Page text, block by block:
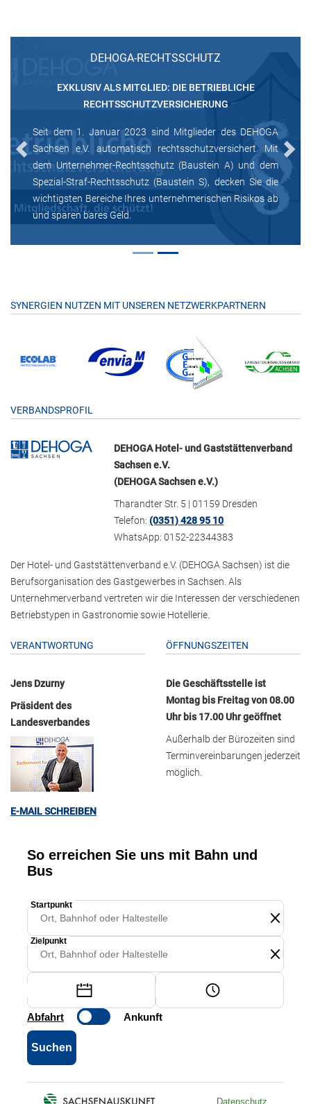
DEHOGA-RECHTSSCHUTZ
EXKLUSIV ALS MITGLIED: DIE BETRIEBLICHE
RECHTSSCHUTZVERSICHERUNG
Seit dem 1. Januar 2023 sind Mitglieder des DEHOGA
Sachsen e.V. automatisch rechtsschutzversichert. Mit
dem Unternehmer-Rechtsschutz (Baustein A) und dem
Spezial-Straf-Rechtsschutz (Baustein S), decken Sie die
wichtigsten Bereiche Ihres unternehmerischen Risikos ab
und sparen bares Geld.
Previous Next
SYNERGIEN NUTZEN MIT UNSEREN NETZWERKPARTNERN
VERBANDSPROFIL
DEHOGA Hotel- und Gaststättenverband
Sachsen e.V.
(DEHOGA Sachsen e.V.)
Tharandter Str. 5 | 01159 Dresden
Telefon:(0351) 428 95 10
WhatsApp: 0152-22344383
Der Hotel- und Gaststättenverband e.V. (DEHOGA Sachsen) ist die
Berufsorganisation des Gastgewerbes in Sachsen. Als
Unternehmerverband vertreten wir die Interessen der verschiedenen
Betriebstypen in Gastronomie sowie Hotellerie.
VERANTWORTUNG
Jens Dzurny
Präsident des
Landesverbandes
E-MAIL SCHREIBEN
ÖFFNUNGSZEITEN
Die Geschäftsstelle ist
Montag bis Freitag von 08.00
Uhr bis 17.00 Uhr geöffnet
Außerhalb der Bürozeiten sind
Terminvereinbarungen jederzeit
möglich.